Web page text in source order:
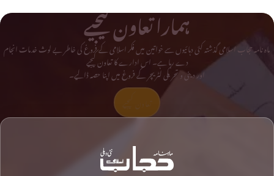
ہمارا تعاون کیجیے
ماہ نامہ حجاب اسلامی گذشتہ کئی دہائیوں سے خواتین میں فکر اسلامی کے فروغ کی خاطر بے لوث خدمات انجام
دے رہا ہے۔ اس ادارے کا تعاون کیجیے
اور دینی و تحریکی لٹریچر کے فروغ میں اپنا حصہ ڈالیے۔